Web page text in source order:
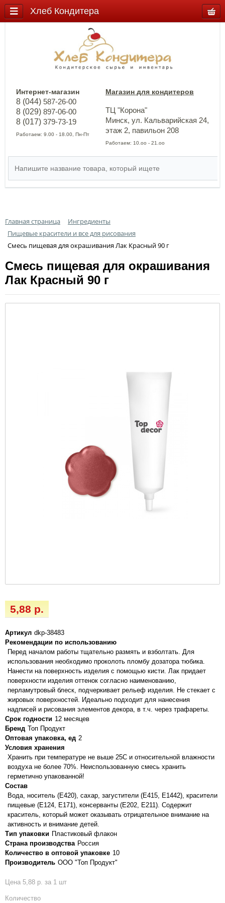
Интернет-магазин
8 (044) 587-26-00
8 (029) 897-06-00
8 (017) 379-73-19
Работаем: 9.00 - 18.00, Пн-Пт
Магазин для кондитеров
ТЦ "Корона"
Минск, ул. Кальварийская 24,
этаж 2, павильон 208
Работаем: 10.оо - 21.оо
Главная страница
Ингредиенты
Пищевые красители и все для рисования
Смесь пищевая для окрашивания Лак Красный 90 г
Смесь пищевая для окрашивания
Лак Красный 90 г
5,88 р.
Артикул dkp-38483
Рекомендации по использованию
Перед началом работы тщательно размять и взболтать. Для
использования необходимо проколоть пломбу дозатора тюбика.
Нанести на поверхность изделия с помощью кисти. Лак придает
поверхности изделия оттенок согласно наименованию,
перламутровый блеск, подчеркивает рельеф изделия. Не стекает с
жировых поверхностей. Идеально подходит для нанесения
надписей и рисования элементов декора, в т.ч. через трафареты.
Срок годности 12 месяцев
Бренд Топ Продукт
Оптовая упаковка, ед 2
Условия хранения
Хранить при температуре не выше 25С и относительной влажности
воздуха не более 70%. Неиспользованную смесь хранить
герметично упакованной!
Состав
Вода, носитель (E420), сахар, загустители (E415, E1442), красители
пищевые (E124, E171), консерванты (E202, E211). Содержит
краситель, который может оказывать отрицательное внимание на
активность и внимание детей.
Тип упаковки Пластиковый флакон
Страна производства Россия
Количество в оптовой упаковке 10
Производитель ООО "Топ Продукт"
Цена 5,88 р. за 1 шт
Количество
Хлеб Кондитера